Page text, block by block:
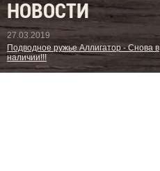
НОВОСТИ
27.03.2019
Подводное ружье Аллигатор - Снова в
наличии!!!